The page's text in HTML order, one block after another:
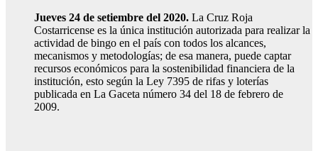
Jueves 24 de setiembre del 2020. La Cruz Roja
Costarricense es la única institución autorizada para realizar la
actividad de bingo en el país con todos los alcances,
mecanismos y metodologías; de esa manera, puede captar
recursos económicos para la sostenibilidad financiera de la
institución, esto según la Ley 7395 de rifas y loterías
publicada en La Gaceta número 34 del 18 de febrero de
2009.